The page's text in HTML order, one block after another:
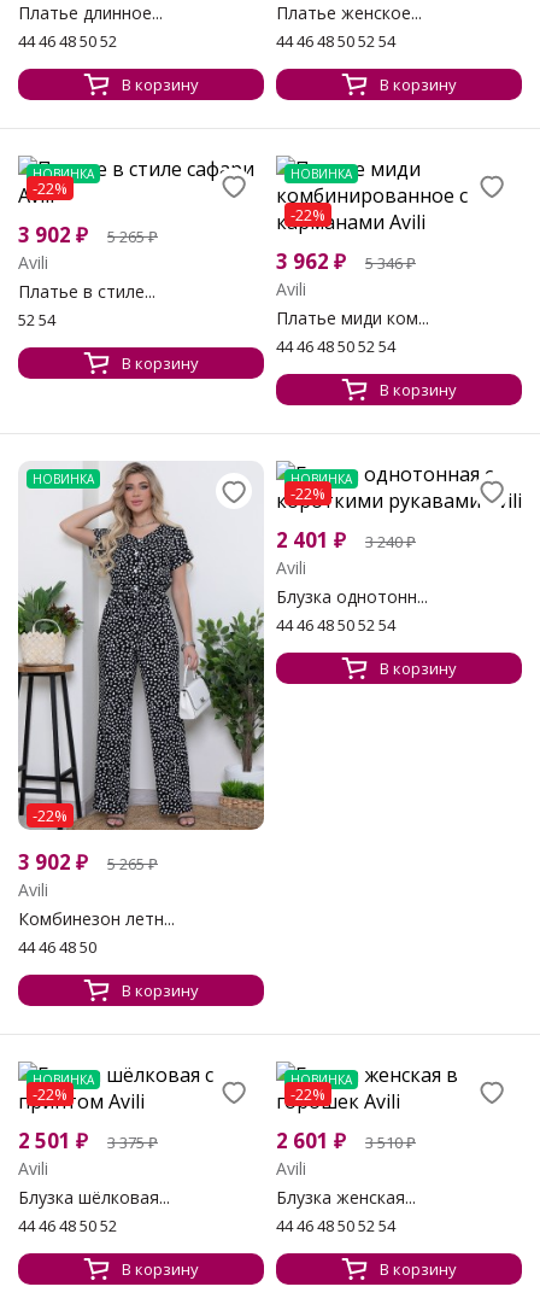
Платье длинное...
44 46 48 50 52
В корзину
Платье женское...
44 46 48 50 52 54
В корзину
НОВИНКА
-22%
3 902 ₽ 5 265₽
Avili
Платье в стиле...
52 54
В корзину
НОВИНКА
-22%
3 962 ₽ 5 346₽
Avili
Платье миди ком...
44 46 48 50 52 54
В корзину
НОВИНКА
-22%
3 902 ₽ 5 265₽
Avili
Комбинезон летн...
44 46 48 50
В корзину
НОВИНКА
-22%
2 401 ₽ 3 240₽
Avili
Блузка однотонн...
44 46 48 50 52 54
В корзину
НОВИНКА
-22%
2 501 ₽ 3 375₽
Avili
Блузка шёлковая...
44 46 48 50 52
В корзину
НОВИНКА
-22%
2 601 ₽ 3 510₽
Avili
Блузка женская...
44 46 48 50 52 54
В корзину